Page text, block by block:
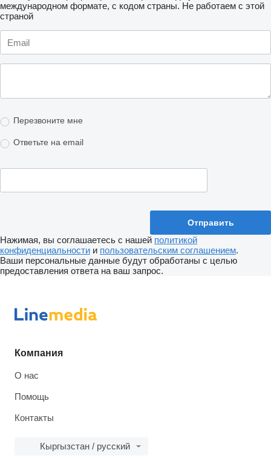
международном формате, с кодом страны. Не работаем с этой
страной
Перезвоните мне
Ответьте на email
Нажимая, вы соглашаетесь с нашей политикой
конфиденциальности и пользовательским соглашением.
Ваши персональные данные будут обработаны с целью
предоставления ответа на ваш запрос.
Компания
О нас
Помощь
Контакты
Кыргызстан / русский